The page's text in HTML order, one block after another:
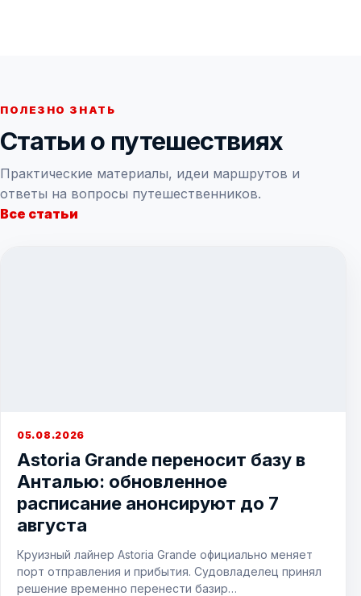
ПОЛЕЗНО ЗНАТЬ
Статьи о путешествиях
Практические материалы, идеи маршрутов и
ответы на вопросы путешественников.
Все статьи
05.08.2026
Astoria Grande переносит базу в
Анталью: обновленное
расписание анонсируют до 7
августа
Круизный лайнер Astoria Grande официально меняет
порт отправления и прибытия. Судовладелец принял
решение временно перенести базир…